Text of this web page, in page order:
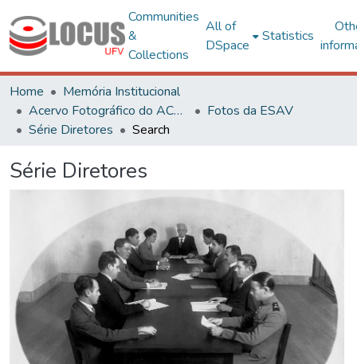
Communities
&
Collections
All of
DSpace
Statistics
Home
Memória Institucional
Acervo Fotográfico do ACH-UFV
Fotos da ESAV
Série Diretores
Search
Série Diretores